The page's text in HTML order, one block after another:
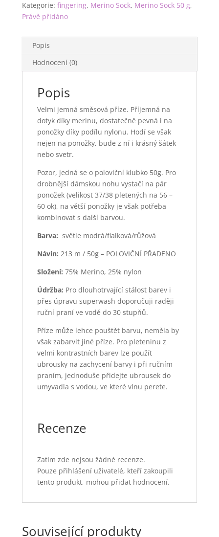
Kategorie: fingering, Merino Sock, Merino Sock 50 g,
Právě přidáno
Popis
Hodnocení (0)
Popis
Velmi jemná směsová příze. Příjemná na
dotyk díky merinu, dostatečně pevná i na
ponožky díky podílu nylonu. Hodí se však
nejen na ponožky, bude z ní i krásný šátek
nebo svetr.
Pozor, jedná se o poloviční klubko 50g. Pro
drobnější dámskou nohu vystačí na pár
ponožek (velikost 37/38 pletených na 56 –
60 ok), na větší ponožky je však potřeba
kombinovat s další barvou.
Barva: světle modrá/fialková/růžová
Návin: 213 m / 50g – POLOVIČNÍ PŘADENO
Složení: 75% Merino, 25% nylon
Údržba: Pro dlouhotrvající stálost barev i
přes úpravu superwash doporučuji raději
ruční praní ve vodě do 30 stupňů.
Příze může lehce pouštět barvu, neměla by
však zabarvit jiné příze. Pro pleteninu z
velmi kontrastních barev lze použít
ubrousky na zachycení barvy i při ručním
praním, jednoduše přidejte ubrousek do
umyvadla s vodou, ve které vlnu perete.
Recenze
Zatím zde nejsou žádné recenze.
Pouze přihlášení uživatelé, kteří zakoupili
tento produkt, mohou přidat hodnocení.
Související produkty